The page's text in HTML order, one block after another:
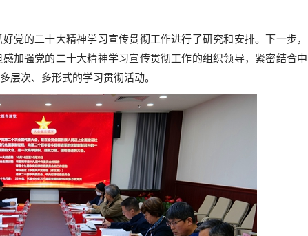
的二十大精神学习宣传贯彻工作进行了研究和安排。下一步，
加强党的二十大精神学习宣传贯彻工作的组织领导，紧密结合中
层次、多形式的学习贯彻活动。